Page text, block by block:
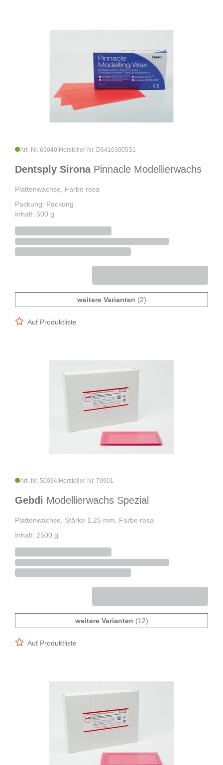
Art.-Nr. 69040 Hersteller-Nr. D64103005S1
Dentsply Sirona Pinnacle Modellierwachs
Plattenwachse, Farbe rosa
Packung: Packung
Inhalt: 500 g
weitere Varianten (2)
Auf Produktliste
Art.-Nr. 50034 Hersteller-Nr. 70901
Gebdi Modellierwachs Spezial
Plattenwachse, Stärke 1,25 mm, Farbe rosa
Inhalt: 2500 g
weitere Varianten (12)
Auf Produktliste